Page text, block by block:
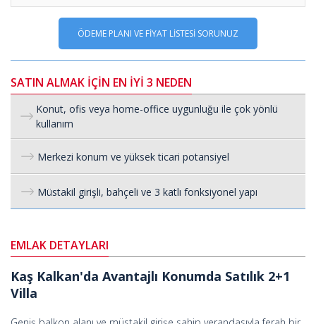
ÖDEME PLANI VE FİYAT LİSTESİ SORUNUZ
SATIN ALMAK İÇİN EN İYİ 3 NEDEN
Konut, ofis veya home-office uygunluğu ile çok yönlü
kullanım
Merkezi konum ve yüksek ticari potansiyel
Müstakil girişli, bahçeli ve 3 katlı fonksiyonel yapı
EMLAK DETAYLARI
Kaş Kalkan'da Avantajlı Konumda Satılık 2+1
Villa